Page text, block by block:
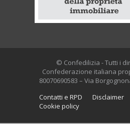
© Confedilizia - Tutti i
Confederazione italiana
80070690583 – Via
Contatti e RPD
Disclaimer
Cookie policy